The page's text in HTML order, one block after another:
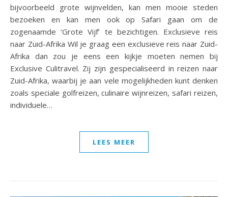
bijvoorbeeld grote wijnvelden, kan men mooie steden
bezoeken en kan men ook op Safari gaan om de
zogenaamde ‘Grote Vijf’ te bezichtigen. Exclusieve reis
naar Zuid-Afrika Wil je graag een exclusieve reis naar Zuid-
Afrika dan zou je eens een kijkje moeten nemen bij
Exclusive Culitravel. Zij zijn gespecialiseerd in reizen naar
Zuid-Afrika, waarbij je aan vele mogelijkheden kunt denken
zoals speciale golfreizen, culinaire wijnreizen, safari reizen,
individuele…
LEES MEER